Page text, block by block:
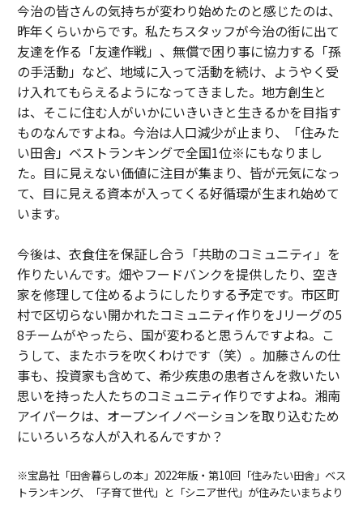
今治の皆さんの気持ちが変わり始めたのと感じたのは、
昨年くらいからです。私たちスタッフが今治の街に出て
友達を作る「友達作戦」、無償で困り事に協力する「孫
の手活動」など、地域に入って活動を続け、ようやく受
け入れてもらえるようになってきました。地方創生と
は、そこに住む人がいかにいきいきと生きるかを目指す
ものなんですよね。今治は人口減少が止まり、「住みた
い田舎」ベストランキングで全国1位※にもなりまし
た。目に見えない価値に注目が集まり、皆が元気になっ
て、目に見える資本が入ってくる好循環が生まれ始めて
います。
今後は、衣食住を保証し合う「共助のコミュニティ」を
作りたいんです。畑やフードバンクを提供したり、空き
家を修理して住めるようにしたりする予定です。市区町
村で区切らない開かれたコミュニティ作りをJリーグの5
8チームがやったら、国が変わると思うんですよね。こ
うして、またホラを吹くわけです（笑）。加藤さんの仕
事も、投資家も含めて、希少疾患の患者さんを救いたい
思いを持った人たちのコミュニティ作りですよね。湘南
アイパークは、オープンイノベーションを取り込むため
にいろいろな人が入れるんですか？
※宝島社「田舎暮らしの本」2022年版・第10回「住みたい田舎」ベス
トランキング、「子育て世代」と「シニア世代」が住みたいまちより